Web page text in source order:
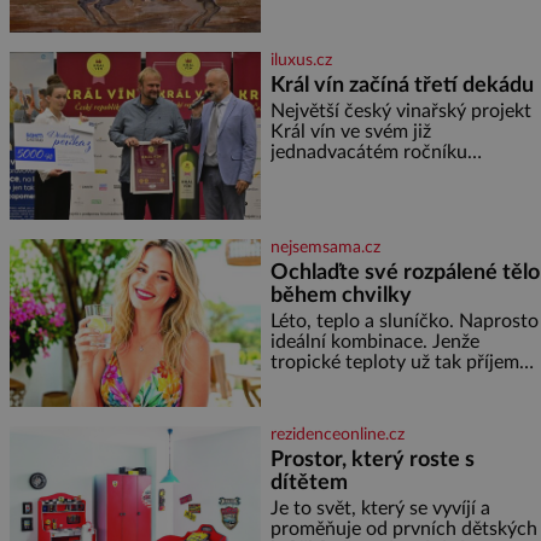
dobyvatelské hordy zastavit. Co
nedokáže žádná z asijských říší,
co nedokážou Němci – to
dokáže český král. Nebo že by
ne? Mongolové od roku 1223
postupují podél Kaspického a
iluxus.cz
Král vín začíná třetí dekádu
Největší český vinařský projekt
Král vín ve svém již
jednadvacátém ročníku
nejsemsama.cz
Ochlaďte své rozpálené tělo
během chvilky
Léto, teplo a sluníčko. Naprosto
ideální kombinace. Jenže
tropické teploty už tak příjemné
dyž se nám tropy zaryjí pod
kůži, hledáme úlevu v bazénu
nebo pomocí klimatizace. Jenže
ne vždycky můžeme být v jejich
blízkosti. Nemusíte však zoufat.
Pokud budete mít promyšlený
rezidenceonline.cz
Prostor, který roste s
dítětem
Je to svět, který se vyvíjí a
proměňuje od prvních dětských